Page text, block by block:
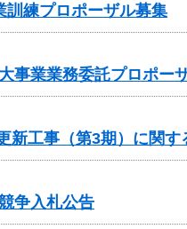
訓練プロポーザル募集
業業務委託プロポー
新工事（第3期）に関
争入札公告